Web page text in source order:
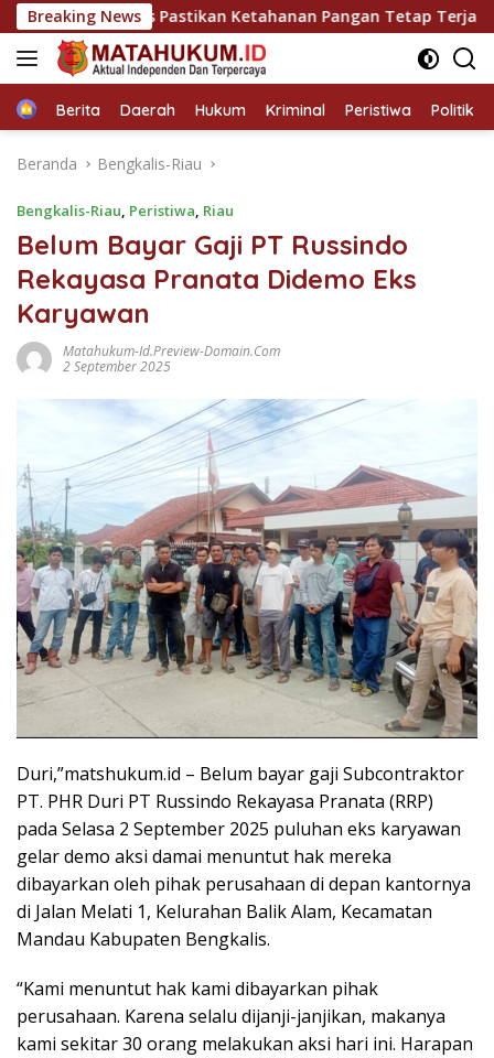
Langsung
ke
konten
Breaking News
Kandis Pastikan Ketahanan Pangan Tetap Terjaga
HomeBerita Daerah Hukum Kriminal Peristiwa Politik
Beranda Bengkalis-Riau
Bengkalis-Riau, Peristiwa, Riau
Belum Bayar Gaji PT Russindo
Rekayasa Pranata Didemo Eks
Karyawan
Matahukum-Id.preview-Domain.com
2 September 2025
Duri,”matshukum.id – Belum bayar gaji Subcontraktor
PT. PHR Duri PT Russindo Rekayasa Pranata (RRP)
pada Selasa 2 September 2025 puluhan eks karyawan
gelar demo aksi damai menuntut hak mereka
dibayarkan oleh pihak perusahaan di depan kantornya
di Jalan Melati 1, Kelurahan Balik Alam, Kecamatan
Mandau Kabupaten Bengkalis.
“Kami menuntut hak kami dibayarkan pihak
perusahaan. Karena selalu dijanji-janjikan, makanya
kami sekitar 30 orang melakukan aksi hari ini. Harapan